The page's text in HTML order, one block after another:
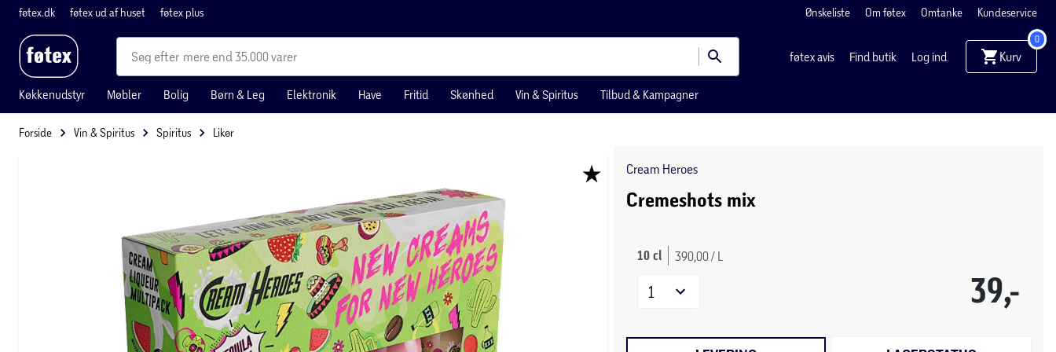
føtex.dk føtex ud af huset føtex plus Ønskeliste Om føtex Omtanke Kundeservice
mere end 35.000 varer føtex avis Find butik Log ind Kurv
0
Køkkenudstyr Møbler Bolig Børn & Leg Elektronik Have Fritid Skønhed Vin & Spiritus Tilbud & Kampagner
Forside Vin & Spiritus Spiritus Likør
Cream Heroes
Cremeshots mix
10 cl 390,00 / L
39,-
1